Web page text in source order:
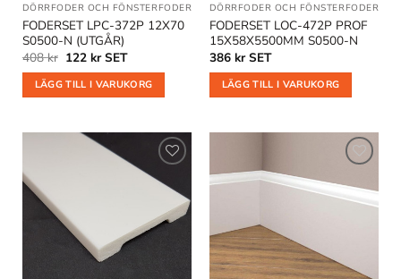
DÖRRFODER OCH FÖNSTERFODER OUTLET
FODERSET LPC-372P 12X70
S0500-N (UTGÅR)
408kr Det
ursprungliga
priset
var:
408 kr.
122 krDet
nuvarande
priset
är:
122 kr.
SET
LÄGG TILL I VARUKORG
DÖRRFODER OCH FÖNSTERFODER
FODERSET LOC-472P PROF
15X58X5500MM S0500-N
386 kr SET
LÄGG TILL I VARUKORG
Lägg till
önskelistan
Lägg till